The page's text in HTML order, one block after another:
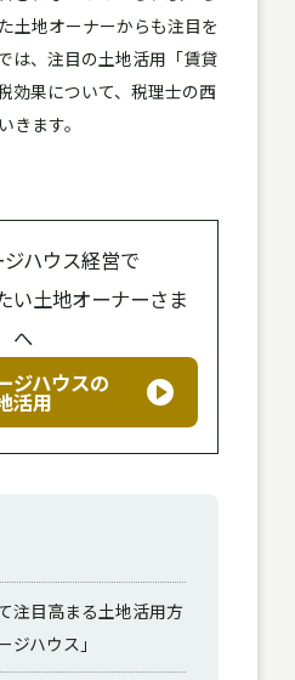
土地オーナーからも注目を
は、注目の土地活用「賃貸
効果について、税理士の西
きます。
ハウス経営で
い土地オーナーさま
へ
ジハウスの
活用
注目高まる土地活用方
ジハウス」